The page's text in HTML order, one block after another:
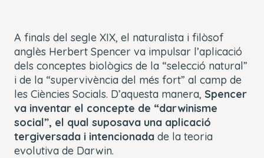
A finals del segle XIX, el naturalista i filòsof
anglès Herbert Spencer va impulsar l’aplicació
dels conceptes biològics de la “selecció natural”
i de la “supervivència del més fort” al camp de
les Ciències Socials. D’aquesta manera, Spencer
va inventar el concepte de “darwinisme
social”, el qual suposava una aplicació
tergiversada i intencionada de la teoria
evolutiva de Darwin.